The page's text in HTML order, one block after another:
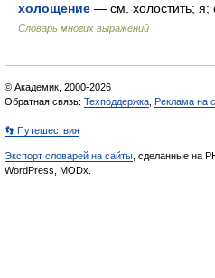
холощение — см. холостить;
Словарь многих выражений
© Академик, 2000-2026
Обратная связь: Техподдержка Реклама на
👣 Путешествия
Экспорт словарей на сайты , сделанные на
WordPress, MODx.